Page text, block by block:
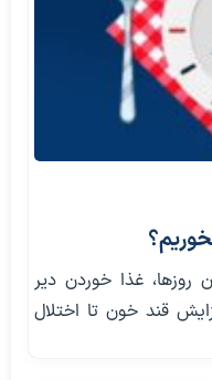
روزها، غذا خوردن دیر
قند خون تا اختلال